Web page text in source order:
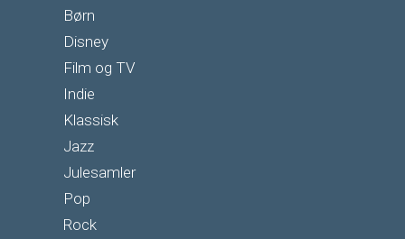
Børn
Disney
Film og TV
Indie
Klassisk
Jazz
Julesamler
Pop
Rock